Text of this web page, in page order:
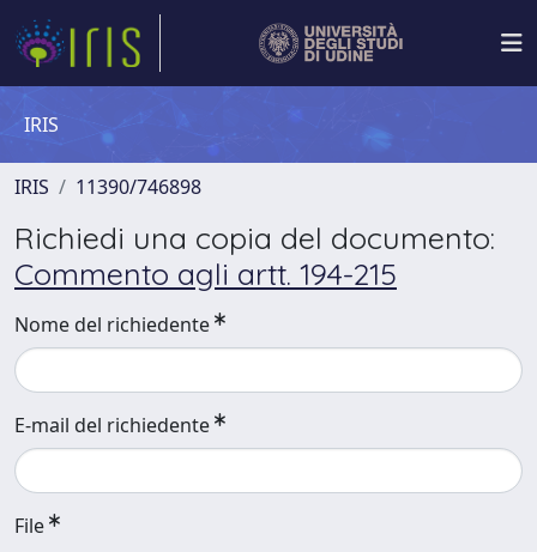
IRIS
IRIS 11390/746898
Richiedi una copia del documento:
Commento agli artt. 194-215
Nome del richiedente
E-mail del richiedente
File